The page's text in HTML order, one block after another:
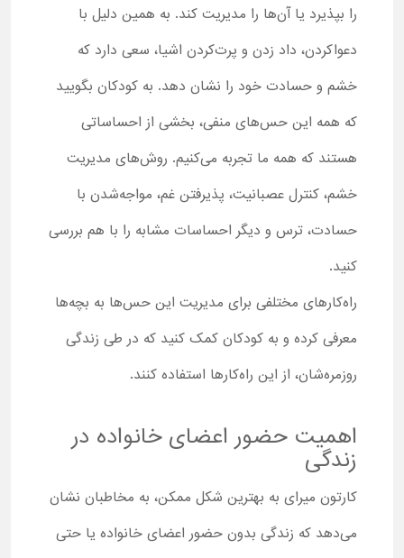
را بپذیرد یا آن‌ها را مدیریت کند. به همین دلیل با
دعواکردن، داد زدن و پرت‌کردن اشیا، سعی دارد که
خشم و حسادت خود را نشان دهد. به کودکان بگویید
که همه این حس‌های منفی، بخشی از احساساتی
هستند که همه ما تجربه می‌کنیم. روش‌های مدیریت
خشم، کنترل عصبانیت، پذیرفتن غم، مواجه‌شدن با
حسادت، ترس و دیگر احساسات مشابه را با هم بررسی
کنید.
راه‌کارهای مختلفی برای مدیریت این حس‌ها به بچه‌ها
معرفی کرده و به کودکان کمک کنید که در طی زندگی
روزمره‌شان، از این راه‌کارها استفاده کنند.
اهمیت حضور اعضای خانواده در
زندگی
کارتون میرای به بهترین شکل ممکن، به مخاطبان نشان
می‌دهد که زندگی بدون حضور اعضای خانواده یا حتی